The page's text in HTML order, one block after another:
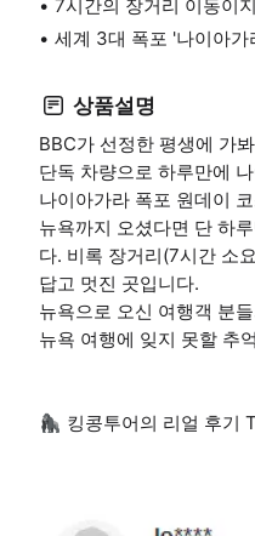
7시간의 장거리 이동이
세계 3대 폭포 '나이아
상품설명
BBC가 선정한 평생에 가
단독 차량으로 하루만에
나이아가라 폭포 원데이
뉴욕까지 오셨다면 단 하
다. 비록 장거리(7시간 소
답고 멋진 곳입니다.
뉴욕으로 오신 여행객 분
뉴욕 여행에 잊지 못할 추
🦍 킹콩투어의 리얼 후기